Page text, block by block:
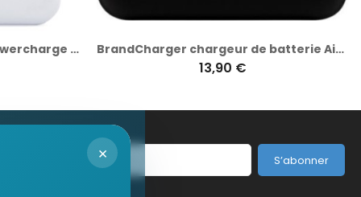
Chargeur BrandCharger Powercharge Wireless 5 000 Eco BrandCharger chargeur de batterie Air sans fil
13,90 €
× S’abonner